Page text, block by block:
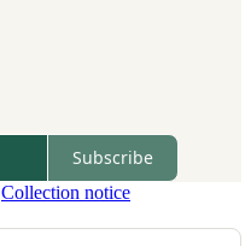
Subscribe
Collection notice